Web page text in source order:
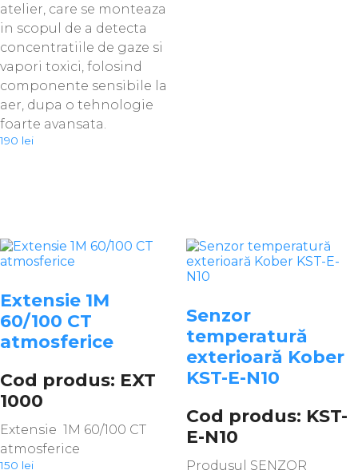
atelier, care se monteaza
in scopul de a detecta
concentratiile de gaze si
vapori toxici, folosind
componente sensibile la
aer, dupa o tehnologie
foarte avansata.
190 lei
Extensie 1M
60/100 CT
atmosferice
Cod produs: EXT
1000
Extensie 1M 60/100 CT
atmosferice
150 lei
Senzor
temperatură
exterioară Kober
KST-E-N10
Cod produs: KST-
E-N10
Produsul SENZOR